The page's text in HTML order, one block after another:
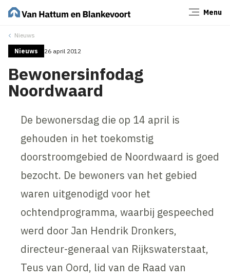
Menu
Nieuws
Nieuws 26 april 2012
Bewonersinfodag
Noordwaard
De bewonersdag die op 14 april is
gehouden in het toekomstig
doorstroomgebied de Noordwaard is goed
bezocht. De bewoners van het gebied
waren uitgenodigd voor het
ochtendprogramma, waarbij gespeeched
werd door Jan Hendrik Dronkers,
directeur-generaal van Rijkswaterstaat,
Teus van Oord, lid van de Raad van
Sluiten